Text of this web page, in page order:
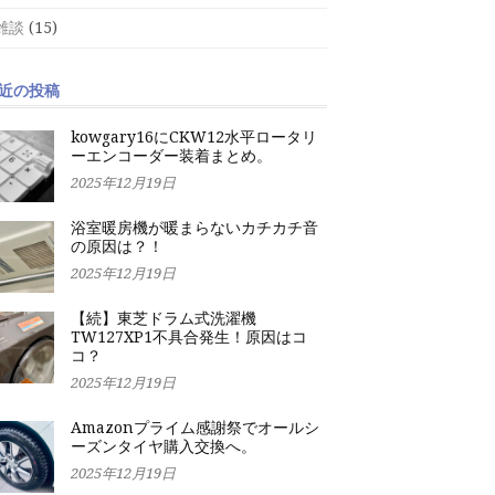
談 (15)
の投稿
kowgary16にCKW12水平ロータリ
ーエンコーダー装着まとめ。
2025年12月19日
浴室暖房機が暖まらないカチカチ音
の原因は？！
2025年12月19日
【続】東芝ドラム式洗濯機
TW127XP1不具合発生！原因はコ
コ？
2025年12月19日
Amazonプライム感謝祭でオールシ
ーズンタイヤ購入交換へ。
2025年12月19日